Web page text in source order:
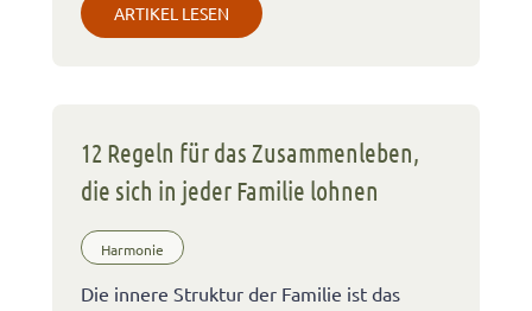
ARTIKEL LESEN
12 Regeln für das Zusammenleben,
die sich in jeder Familie lohnen
Harmonie
Die innere Struktur der Familie ist das